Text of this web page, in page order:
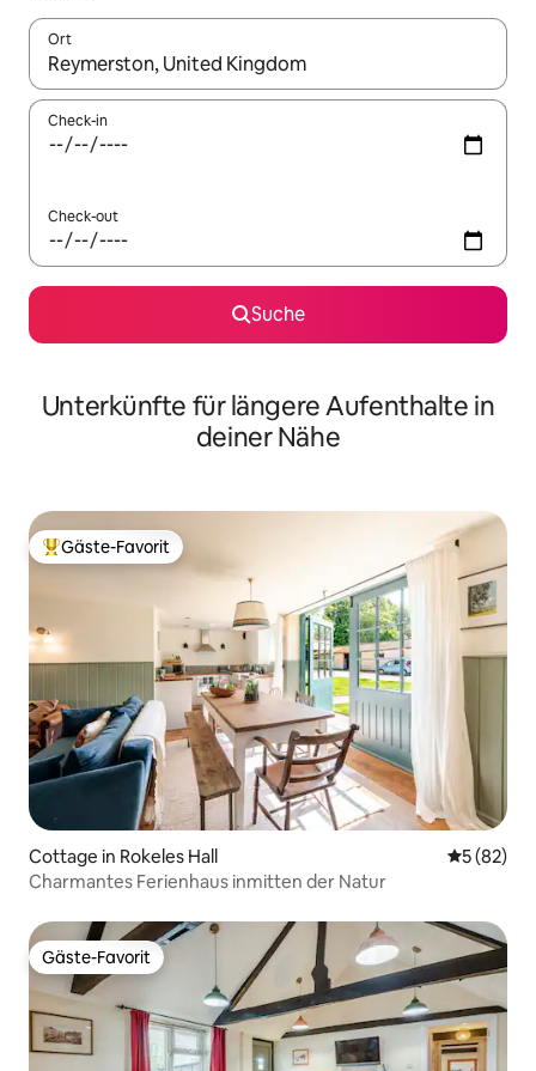
Ort
Wenn Ergebnisse verfügbar sind, navigiere mit den
Check-in
Check-out
Suche
Unterkünfte für längere Aufenthalte in
deiner Nähe
Beliebter Gäste-Favorit.
Gäste-Favorit
Cottage in Rokeles Hall
5 (82)
Charmantes Ferienhaus inmitten der Natur
Gäste-Favorit
Gäste-Favorit